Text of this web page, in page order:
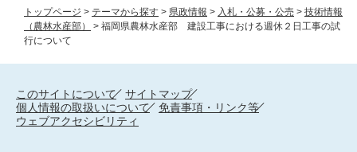
トップページ > テーマから探す > 県政情報 > 入札・公募・公売 > 技術情報
（農林水産部）
> 福岡県農林水産部 建設工事における週休２日工事の試
行について
このサイトについて
サイトマップ
個人情報の取扱いについて
免責事項・リンク等
ウェブアクセシビリティ